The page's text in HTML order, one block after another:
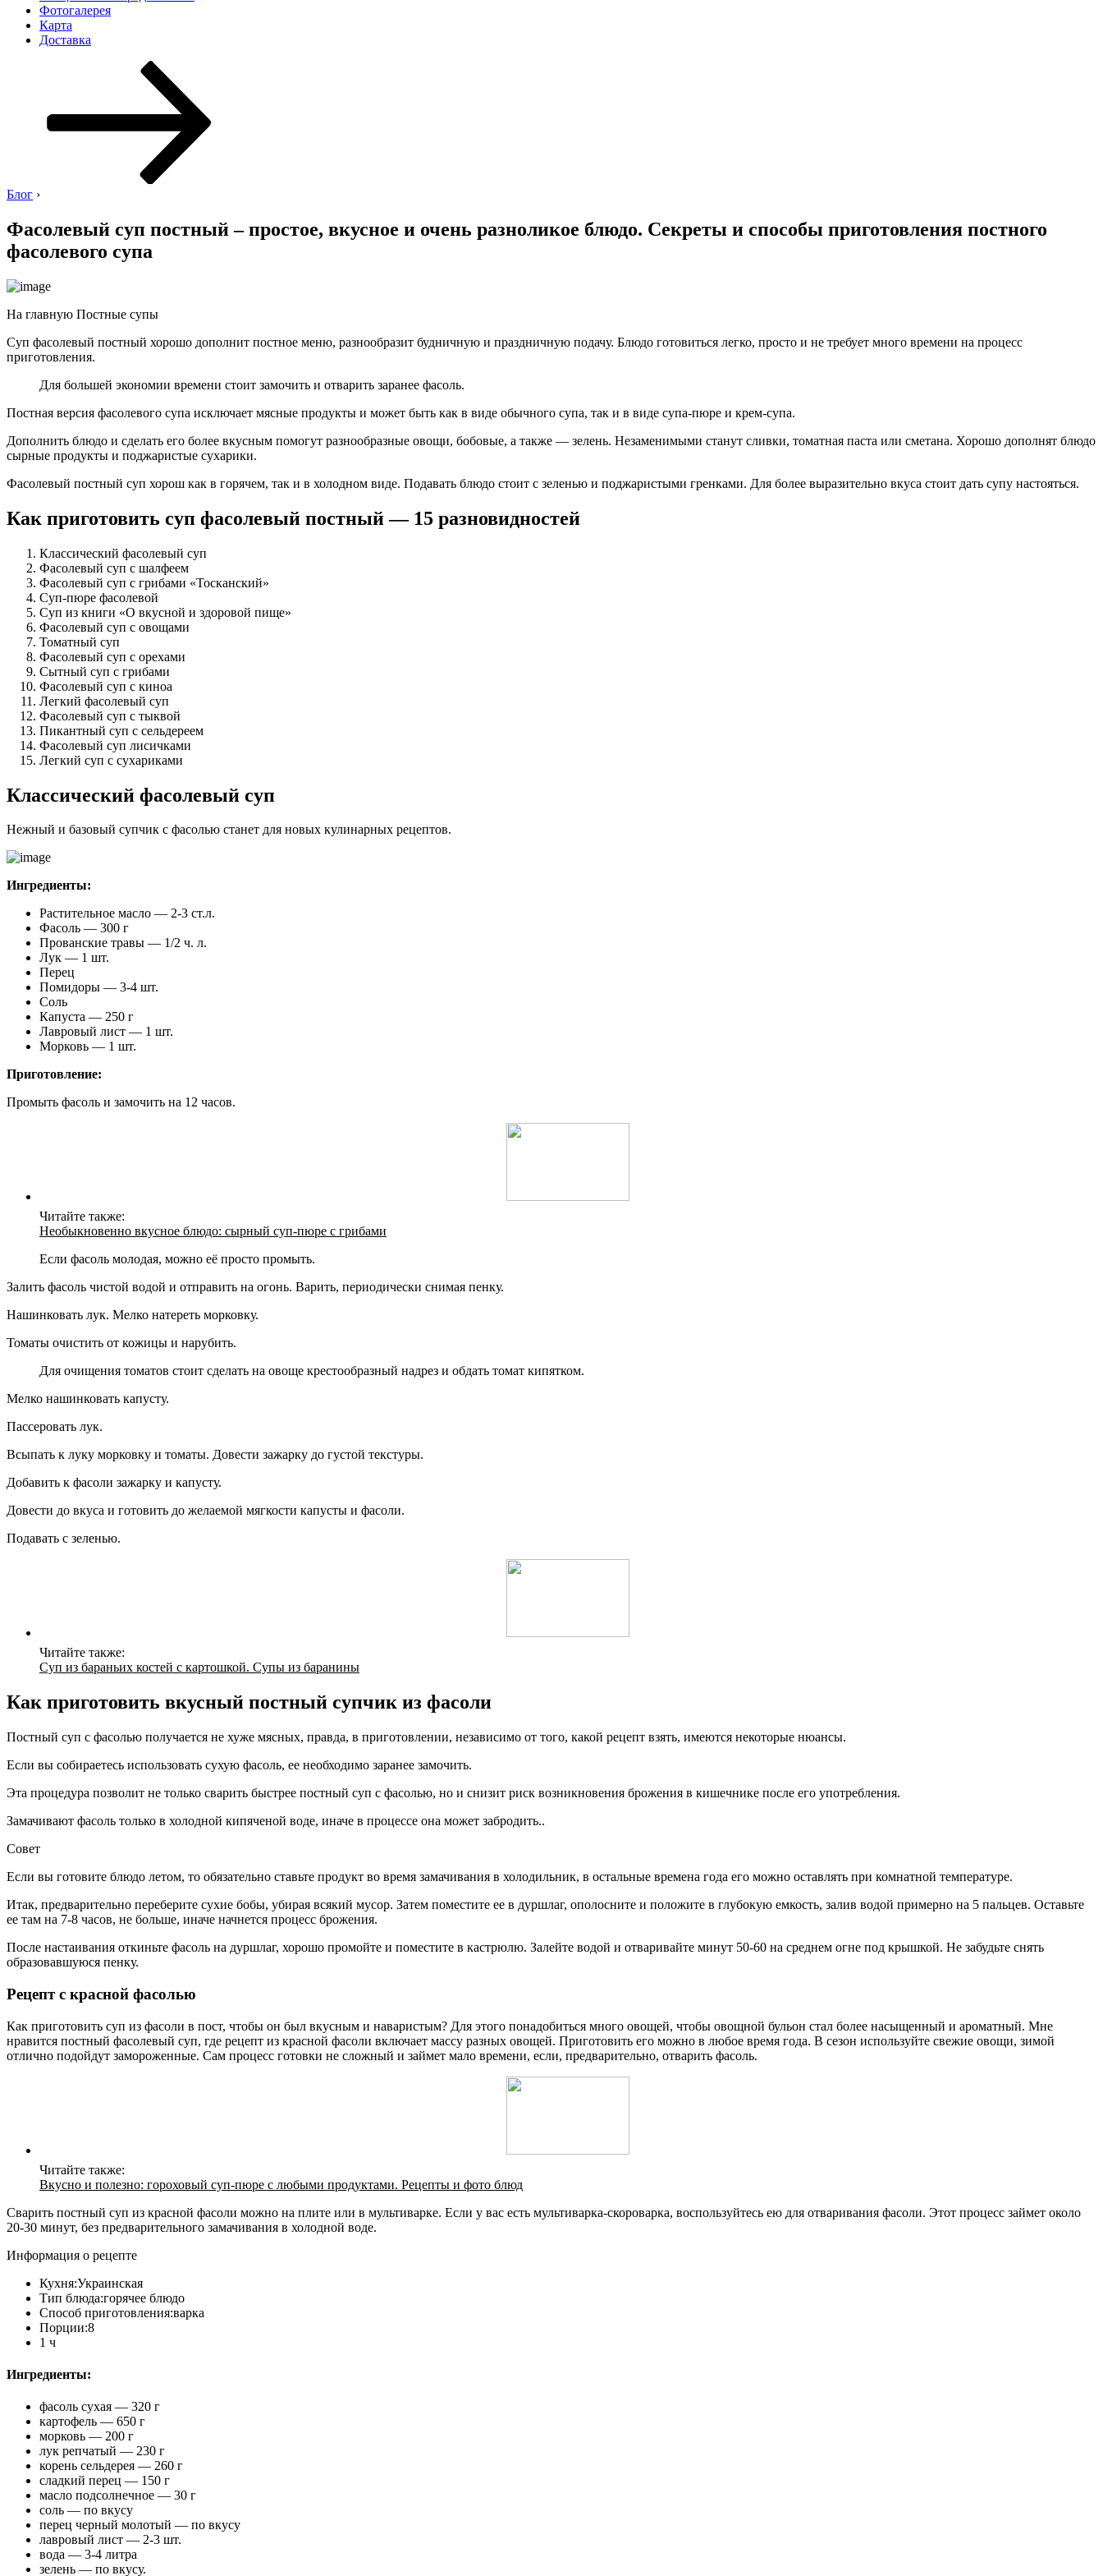
Фотогалерея
Карта
Доставка
Блог ›
Фасолевый суп постный – простое, вкусное и очень разноликое блюдо. Секреты и способы приготовления постного
фасолевого супа
На главную Постные супы
Суп фасолевый постный хорошо дополнит постное меню, разнообразит будничную и праздничную подачу. Блюдо готовиться легко, просто и не требует много времени на процесс
приготовления.
Для большей экономии времени стоит замочить и отварить заранее фасоль.
Постная версия фасолевого супа исключает мясные продукты и может быть как в виде обычного супа, так и в виде супа-пюре и крем-супа.
Дополнить блюдо и сделать его более вкусным помогут разнообразные овощи, бобовые, а также — зелень. Незаменимыми станут сливки, томатная паста или сметана. Хорошо дополнят блюдо
сырные продукты и поджаристые сухарики.
Фасолевый постный суп хорош как в горячем, так и в холодном виде. Подавать блюдо стоит с зеленью и поджаристыми гренками. Для более выразительно вкуса стоит дать супу настояться.
Как приготовить суп фасолевый постный — 15 разновидностей
Классический фасолевый суп
Фасолевый суп с шалфеем
Фасолевый суп с грибами «Тосканский»
Суп-пюре фасолевой
Суп из книги «О вкусной и здоровой пище»
Фасолевый суп с овощами
Томатный суп
Фасолевый суп с орехами
Сытный суп с грибами
Фасолевый суп с киноа
Легкий фасолевый суп
Фасолевый суп с тыквой
Пикантный суп с сельдереем
Фасолевый суп лисичками
Легкий суп с сухариками
Классический фасолевый суп
Нежный и базовый супчик с фасолью станет для новых кулинарных рецептов.
Ингредиенты:
Растительное масло — 2-3 ст.л.
Фасоль — 300 г
Прованские травы — 1/2 ч. л.
Лук — 1 шт.
Перец
Помидоры — 3-4 шт.
Соль
Капуста — 250 г
Лавровый лист — 1 шт.
Морковь — 1 шт.
Приготовление:
Промыть фасоль и замочить на 12 часов.
Читайте также:
Необыкновенно вкусное блюдо: сырный суп-пюре с грибами
Если фасоль молодая, можно её просто промыть.
Залить фасоль чистой водой и отправить на огонь. Варить, периодически снимая пенку.
Нашинковать лук. Мелко натереть морковку.
Томаты очистить от кожицы и нарубить.
Для очищения томатов стоит сделать на овоще крестообразный надрез и обдать томат кипятком.
Мелко нашинковать капусту.
Пассеровать лук.
Всыпать к луку морковку и томаты. Довести зажарку до густой текстуры.
Добавить к фасоли зажарку и капусту.
Довести до вкуса и готовить до желаемой мягкости капусты и фасоли.
Подавать с зеленью.
Читайте также:
Суп из бараньих костей с картошкой. Супы из баранины
Как приготовить вкусный постный супчик из фасоли
Постный суп с фасолью получается не хуже мясных, правда, в приготовлении, независимо от того, какой рецепт взять, имеются некоторые нюансы.
Если вы собираетесь использовать сухую фасоль, ее необходимо заранее замочить.
Эта процедура позволит не только сварить быстрее постный суп с фасолью, но и снизит риск возникновения брожения в кишечнике после его употребления.
Замачивают фасоль только в холодной кипяченой воде, иначе в процессе она может забродить..
Совет
Если вы готовите блюдо летом, то обязательно ставьте продукт во время замачивания в холодильник, в остальные времена года его можно оставлять при комнатной температуре.
Итак, предварительно переберите сухие бобы, убирая всякий мусор. Затем поместите ее в дуршлаг, ополосните и положите в глубокую емкость, залив водой примерно на 5 пальцев. Оставьте
ее там на 7-8 часов, не больше, иначе начнется процесс брожения.
После настаивания откиньте фасоль на дуршлаг, хорошо промойте и поместите в кастрюлю. Залейте водой и отваривайте минут 50-60 на среднем огне под крышкой. Не забудьте снять
образовавшуюся пенку.
Рецепт с красной фасолью
Как приготовить суп из фасоли в пост, чтобы он был вкусным и наваристым? Для этого понадобиться много овощей, чтобы овощной бульон стал более насыщенный и ароматный. Мне
нравится постный фасолевый суп, где рецепт из красной фасоли включает массу разных овощей. Приготовить его можно в любое время года. В сезон используйте свежие овощи, зимой
отлично подойдут замороженные. Сам процесс готовки не сложный и займет мало времени, если, предварительно, отварить фасоль.
Читайте также:
Вкусно и полезно: гороховый суп-пюре с любыми продуктами. Рецепты и фото блюд
Сварить постный суп из красной фасоли можно на плите или в мультиварке. Если у вас есть мультиварка-скороварка, воспользуйтесь ею для отваривания фасоли. Этот процесс займет около
20-30 минут, без предварительного замачивания в холодной воде.
Информация о рецепте
Кухня:Украинская
Тип блюда:горячее блюдо
Способ приготовления:варка
Порции:8
1 ч
Ингредиенты:
фасоль сухая — 320 г
картофель — 650 г
морковь — 200 г
лук репчатый — 230 г
корень сельдерея — 260 г
сладкий перец — 150 г
масло подсолнечное — 30 г
соль — по вкусу
перец черный молотый — по вкусу
лавровый лист — 2-3 шт.
вода — 3-4 литра
зелень — по вкусу.